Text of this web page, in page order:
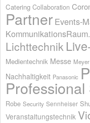
Catering Collaboration
Partner Events-
KommunikationsRaum.
Lichttechnik
Medientechnik Messe
Nachhaltigkeit Panasonic
Professional
Robe Security Sennheiser
Veranstaltungstechnik